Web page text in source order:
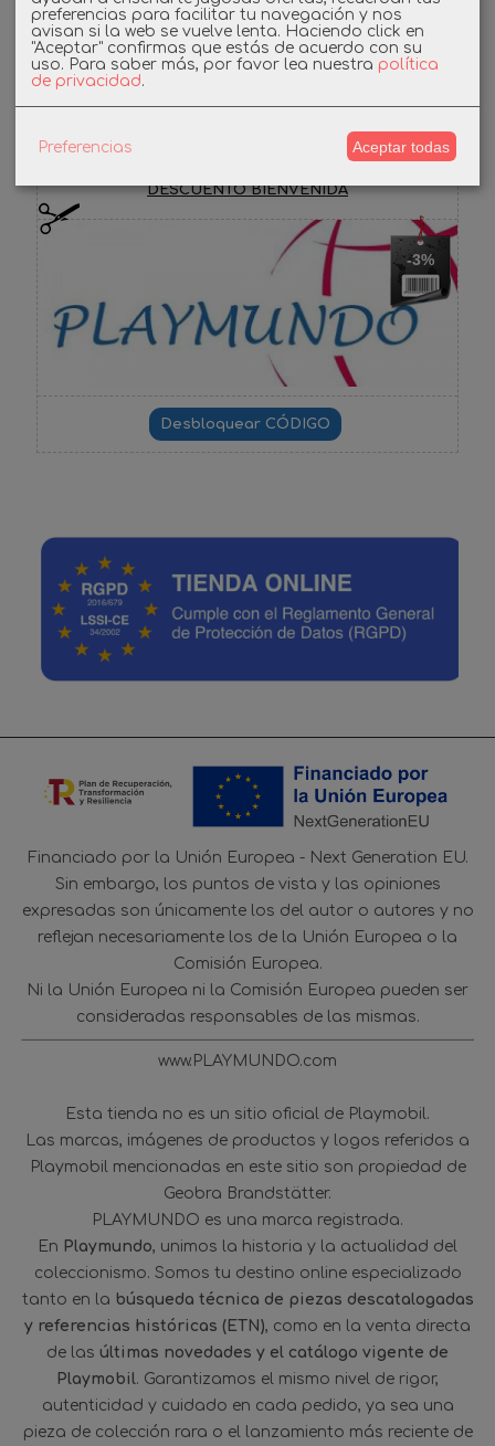
Instagram
Facebook
Cupones
DESCUENTO BIENVENIDA
-3%
Financiado por la Unión Europea - Next Generation EU.
Sin embargo, los puntos de vista y las opiniones
expresadas son únicamente los del autor o autores y no
reflejan necesariamente los de la Unión Europea o la
Comisión Europea.
Ni la Unión Europea ni la Comisión Europea pueden ser
consideradas responsables de las mismas.
www.PLAYMUNDO.com
Esta tienda no es un sitio oficial de Playmobil.
Las marcas, imágenes de productos y logos referidos a
Playmobil mencionadas en este sitio son propiedad de
Geobra Brandstätter.
PLAYMUNDO es una marca registrada.
En Playmundo, unimos la historia y la actualidad del
coleccionismo. Somos tu destino online especializado
tanto en la búsqueda técnica de piezas descatalogadas
y referencias históricas (ETN), como en la venta directa
de las últimas novedades y el catálogo vigente de
Playmobil. Garantizamos el mismo nivel de rigor,
autenticidad y cuidado en cada pedido, ya sea una
pieza de colección rara o el lanzamiento más reciente de
preferencias para facilitar tu navegación y nos
avisan si la web se vuelve lenta. Haciendo click en
"Aceptar" confirmas que estás de acuerdo con su
uso. Para saber más, por favor lea nuestra política
de privacidad.
Preferencias Aceptar todas